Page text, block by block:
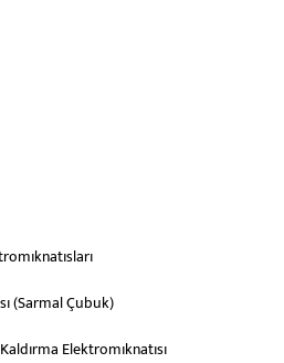
(Sarmal Çubuk)
Elektromıknatısı